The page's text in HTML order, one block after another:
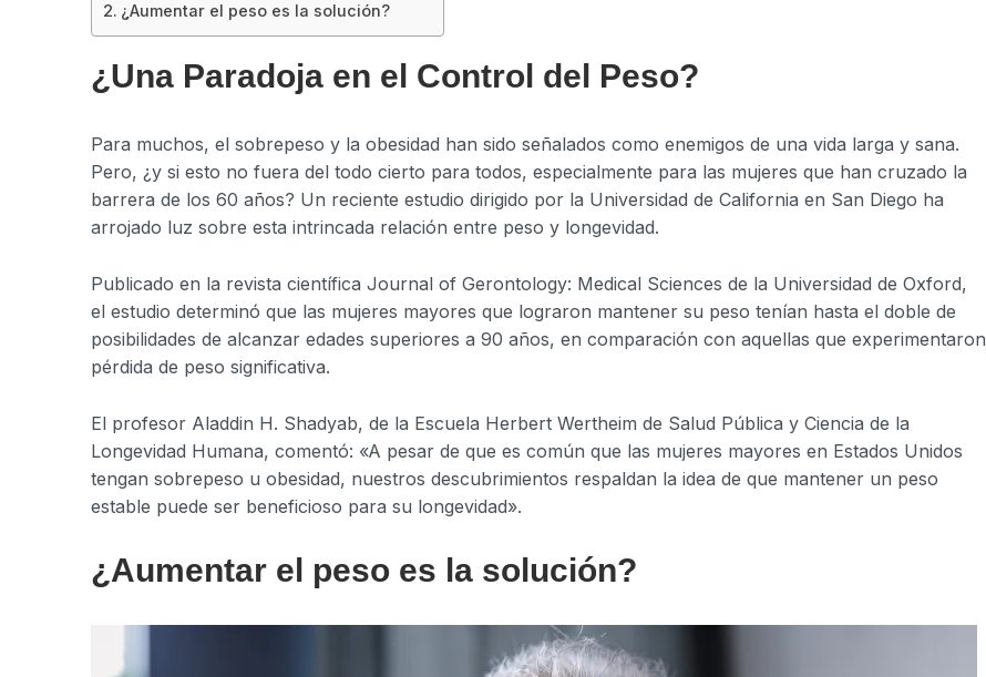
¿Aumentar el peso es la solución?
¿Una Paradoja en el Control del Peso?
Para muchos, el sobrepeso y la obesidad han sido señalados como enemigos de una vida larga y sana.
Pero, ¿y si esto no fuera del todo cierto para todos, especialmente para las mujeres que han cruzado la
barrera de los 60 años? Un reciente estudio dirigido por la Universidad de California en San Diego ha
arrojado luz sobre esta intrincada relación entre peso y longevidad.
Publicado en la revista científica Journal of Gerontology: Medical Sciences de la Universidad de Oxford,
el estudio determinó que las mujeres mayores que lograron mantener su peso tenían hasta el doble de
posibilidades de alcanzar edades superiores a 90 años, en comparación con aquellas que experimentaron
pérdida de peso significativa.
El profesor Aladdin H. Shadyab, de la Escuela Herbert Wertheim de Salud Pública y Ciencia de la
Longevidad Humana, comentó: «A pesar de que es común que las mujeres mayores en Estados Unidos
tengan sobrepeso u obesidad, nuestros descubrimientos respaldan la idea de que mantener un peso
estable puede ser beneficioso para su longevidad».
¿Aumentar el peso es la solución?